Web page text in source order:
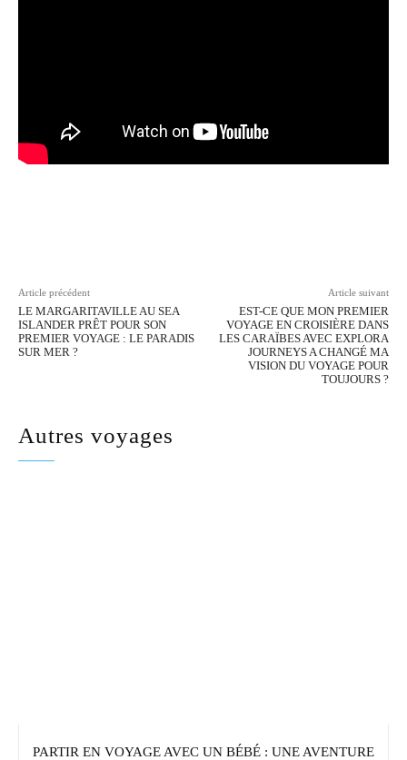
Article précédent
LE MARGARITAVILLE AU SEA
ISLANDER PRÊT POUR SON
PREMIER VOYAGE : LE PARADIS
SUR MER ?
Article suivant
EST-CE QUE MON PREMIER
VOYAGE EN CROISIÈRE DANS
LES CARAÏBES AVEC EXPLORA
JOURNEYS A CHANGÉ MA
VISION DU VOYAGE POUR
TOUJOURS ?
Autres voyages
PARTIR EN VOYAGE AVEC UN BÉBÉ : UNE AVENTURE